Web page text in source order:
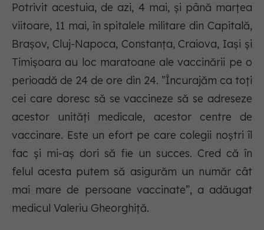
Potrivit acestuia, de azi, 4 mai, și până marțea
viitoare, 11 mai, în spitalele militare din Capitală,
Braşov, Cluj-Napoca, Constanţa, Craiova, Iaşi şi
Timişoara au loc maratoane ale vaccinării pe o
perioadă de 24 de ore din 24. ”Încurajăm ca toţi
cei care doresc să se vaccineze să se adreseze
acestor unităţi medicale, acestor centre de
vaccinare. Este un efort pe care colegii noştri îl
fac şi mi-aș dori să fie un succes. Cred că în
felul acesta putem să asigurăm un număr cât
mai mare de persoane vaccinate”, a adăugat
medicul Valeriu Gheorghiță.